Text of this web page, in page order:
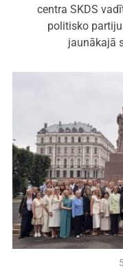
centra SKDS
politisko
jaunākajā